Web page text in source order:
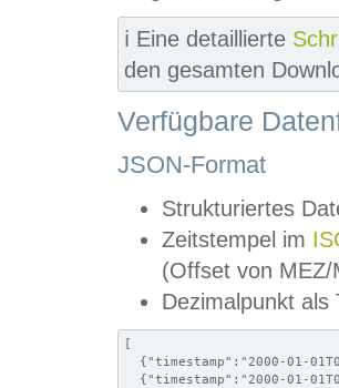
ℹ️ Eine detaillierte
den gesamten
Verfügbare
JSON-Format
Strukturiertes
Zeitstempel im
(Offset von MEZ/
Dezimalpunkt als
[
{"timestamp":"2000-01-
{"timestamp":"2000-01-